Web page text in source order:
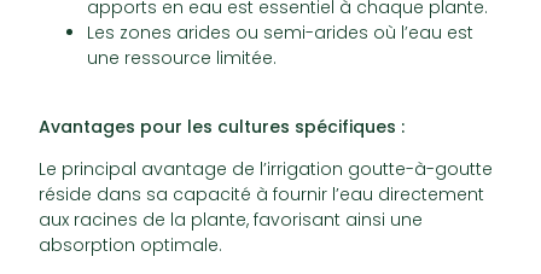
apports en eau est essentiel à chaque plante.
Les zones arides ou semi-arides où l’eau est
une ressource limitée.
Avantages pour les cultures spécifiques :
Le principal avantage de l’irrigation goutte-à-goutte
réside dans sa capacité à fournir l’eau directement
aux racines de la plante, favorisant ainsi une
absorption optimale.